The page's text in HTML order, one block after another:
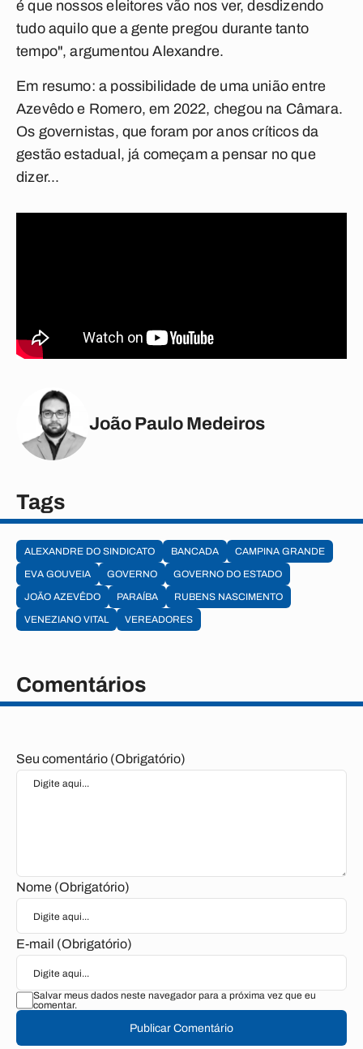
é que nossos eleitores vão nos ver, desdizendo
tudo aquilo que a gente pregou durante tanto
tempo", argumentou Alexandre.
Em resumo: a possibilidade de uma união entre
Azevêdo e Romero, em 2022, chegou na Câmara.
Os governistas, que foram por anos críticos da
gestão estadual, já começam a pensar no que
dizer...
João Paulo Medeiros
Tags
ALEXANDRE DO SINDICATO BANCADA
CAMPINA GRANDE
EVA GOUVEIA
GOVERNO
GOVERNO DO ESTADO
JOÃO AZEVÊDO
PARAÍBA
RUBENS NASCIMENTO
VENEZIANO VITAL
VEREADORES
Comentários
Seu comentário (Obrigatório)
Nome (Obrigatório)
E-mail (Obrigatório)
Salvar meus dados neste navegador para a próxima vez que eu
comentar.
Publicar Comentário